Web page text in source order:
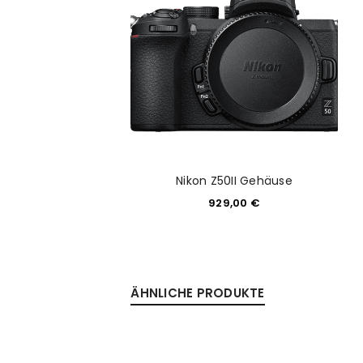
Nikon Z50II Gehäuse
929,00 €
ÄHNLICHE PRODUKTE